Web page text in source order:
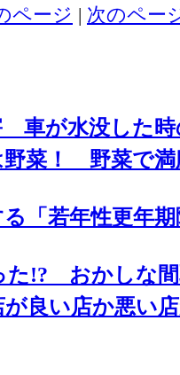
ページ | 次のペー
車が水没した時
野菜！ 野菜で
「若年性更年
た!? おかしな
良い店か悪い